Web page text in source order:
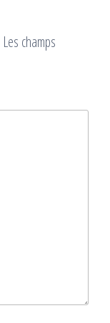
Les champs